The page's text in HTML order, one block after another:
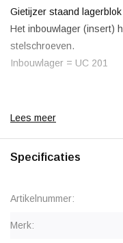
Gietijzer staand
Het inbouwlager (insert)
stelschroeven.
Inbouwlager = UC 201
voor een offerte.
Lees meer
Specificaties
Artikelnummer:
Merk: